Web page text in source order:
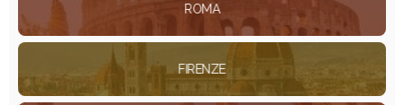
ROMA
FIRENZE